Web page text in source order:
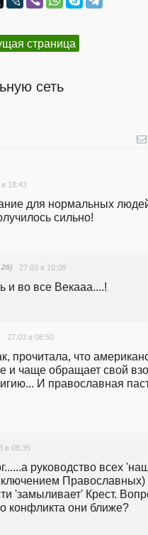
страница
сеть
в 18:43
для нормальных
сильно!
27.03 в 10:08
и во все Векааа....!
27.03 в 08:50
прочитала, что
и чаще обращает свой
И православная
в 08:35
руководство всех
Православных)
'замыливает' Крест.
конфликта они ближе?